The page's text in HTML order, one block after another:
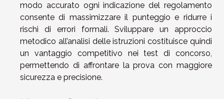
modo accurato ogni indicazione del regolamento
consente di massimizzare il punteggio e ridurre i
rischi di errori formali. Sviluppare un approccio
metodico all’analisi delle istruzioni costituisce quindi
un vantaggio competitivo nei test di concorso,
permettendo di affrontare la prova con maggiore
sicurezza e precisione.